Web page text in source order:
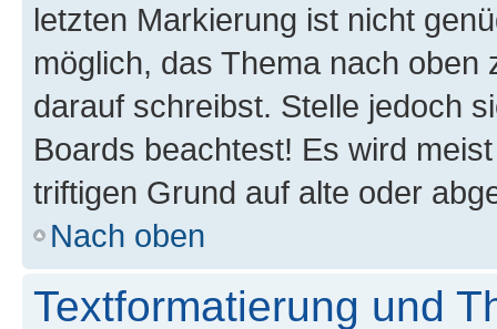
letzten Markierung ist nicht
möglich, das Thema nach oben
darauf schreibst. Stelle jedoch
Boards beachtest! Es wird
triftigen Grund auf alte oder
Nach oben
Textformatierung und